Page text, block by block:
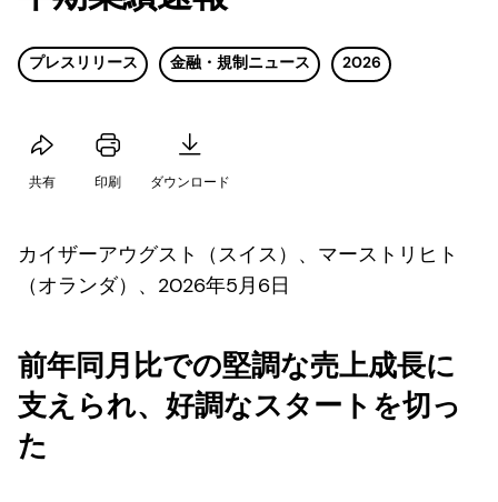
プレスリリース 金融・規制ニュース 2026
共有 印刷 ダウンロード
カイザーアウグスト（スイス）、マーストリヒト
（オランダ）、2026年5月6日
前年同月比での堅調な売上成長に
支えられ、好調なスタートを切っ
た